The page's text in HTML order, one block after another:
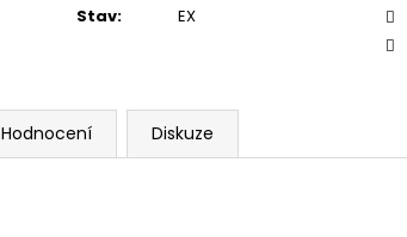
Stav: EX
Hodnocení Diskuze